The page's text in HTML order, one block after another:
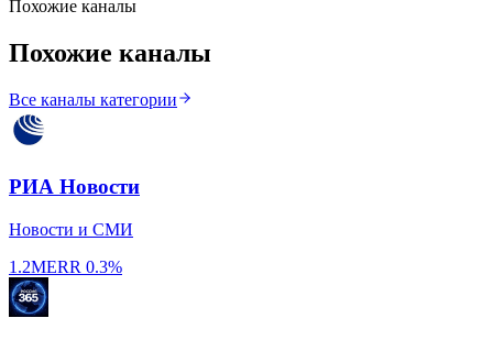
Похожие каналы
Похожие каналы
Все каналы категории
РИА Новости
Новости и СМИ
1.2MERR 0.3%